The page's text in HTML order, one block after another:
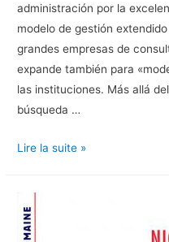
administración por la
modelo de gestión
grandes empresas de
expande también para
las instituciones. Más allá
búsqueda …
El
la
excelencia,
Lire la suite »